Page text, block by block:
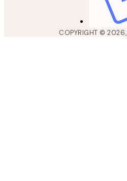
COPYRIGHT ©2026,